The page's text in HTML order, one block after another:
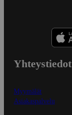
Yhteystiedot
Myymälät
Asiakaspalvelu